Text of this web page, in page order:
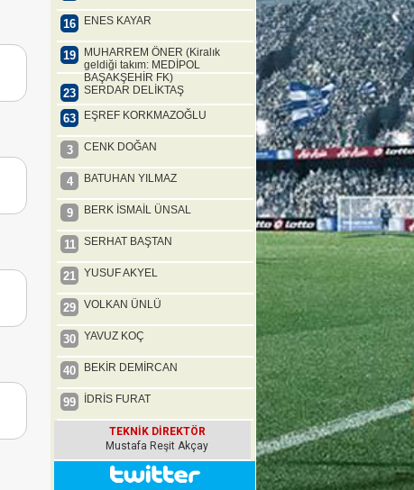
16 ENES KAYAR
19
MUHARREM ÖNER (Kiralık
geldiği takım: MEDİPOL
BAŞAKŞEHİR FK)
23 SERDAR DELİKTAŞ
63 EŞREF KORKMAZOĞLU
3 CENK DOĞAN
4 BATUHAN YILMAZ
9 BERK İSMAİL ÜNSAL
11 SERHAT BAŞTAN
21 YUSUF AKYEL
29 VOLKAN ÜNLÜ
30 YAVUZ KOÇ
40 BEKİR DEMİRCAN
99 İDRİS FURAT
TEKNİK DİREKTÖR
Mustafa Reşit Akçay